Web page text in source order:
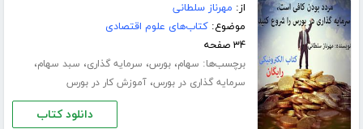
از: مهرناز سلطانی
موضوع:کتاب‌های علوم اقتصادی
۳۴ صفحه
برچسب‌ها: سهام،بورس، سرمایه گذاری، سبد سهام،
سرمایه گذاری در بورس،آموزش کار در بورس
دانلود کتاب